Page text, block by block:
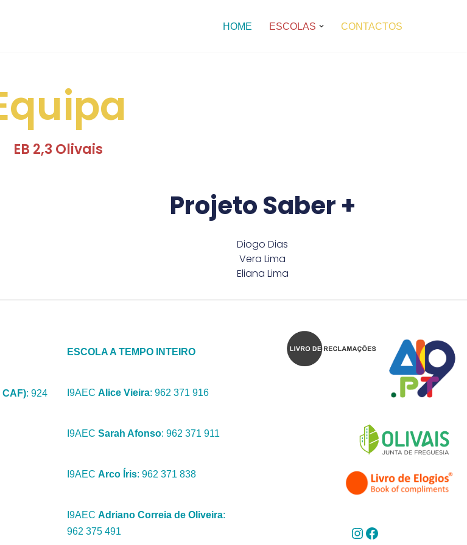
HOME ESCOLAS CONTACTOS
EB 2,3 Olivais
Projeto Saber +
Diogo Dias
Vera Lima
Eliana Lima
: 924
ESCOLA A TEMPO INTEIRO
I9AEC Alice Vieira: 962 371 916
I9AEC Sarah Afonso: 962 371 911
I9AEC Arco Íris: 962 371 838
I9AEC Adriano Correia de Oliveira:
962 375 491